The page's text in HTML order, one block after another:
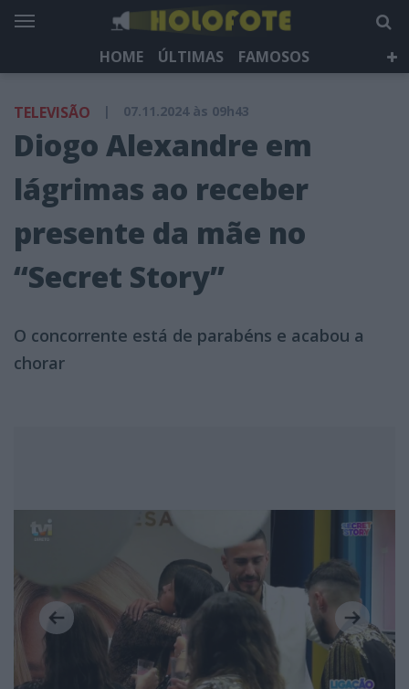
HOME ÚLTIMAS
FAMOSOS
HOLOFOTE TV
NEWSLETTER
TELEVISÃO | 07.11.2024 às 09h43
Diogo Alexandre em
lágrimas ao receber
presente da mãe no
“Secret Story”
O concorrente está de parabéns e acabou a
chorar